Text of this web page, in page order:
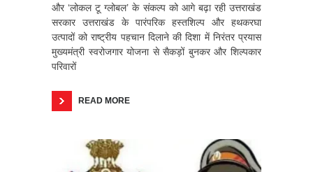
और ‘लोकल टू ग्लोबल’ के संकल्प को आगे बढ़ा रही उत्तराखंड
सरकार उत्तराखंड के पारंपरिक हस्तशिल्प और हथकरघा
उत्पादों को राष्ट्रीय पहचान दिलाने की दिशा में निरंतर प्रयास
मुख्यमंत्री स्वरोजगार योजना से सैकड़ों बुनकर और शिल्पकार
परिवारों
READ MORE